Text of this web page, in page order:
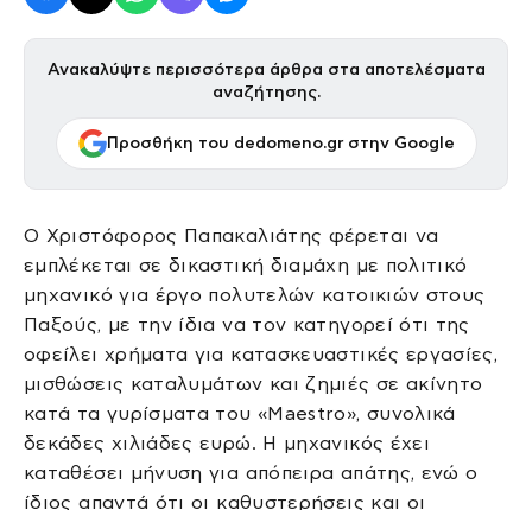
Ανακαλύψτε περισσότερα άρθρα στα αποτελέσματα
αναζήτησης.
Προσθήκη του dedomeno.gr στην Google
Ο Χριστόφορος Παπακαλιάτης φέρεται να
εμπλέκεται σε δικαστική διαμάχη με πολιτικό
μηχανικό για έργο πολυτελών κατοικιών στους
Παξούς, με την ίδια να τον κατηγορεί ότι της
οφείλει χρήματα για κατασκευαστικές εργασίες,
μισθώσεις καταλυμάτων και ζημιές σε ακίνητο
κατά τα γυρίσματα του «Maestro», συνολικά
δεκάδες χιλιάδες ευρώ. Η μηχανικός έχει
καταθέσει μήνυση για απόπειρα απάτης, ενώ ο
ίδιος απαντά ότι οι καθυστερήσεις και οι